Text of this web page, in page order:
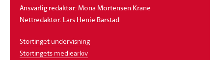
Ansvarlig redaktør: Mona Mortensen Krane
Nettredaktør: Lars Henie Barstad
Stortinget undervisning
Stortingets mediearkiv